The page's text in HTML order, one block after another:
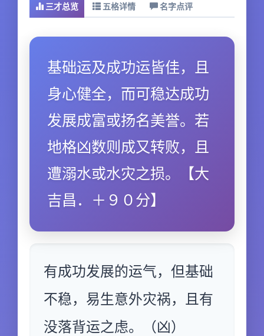
三才总览 五格详情 名字点评
基础运及成功运皆佳，且
身心健全，而可稳达成功
发展成富或扬名美誉。若
地格凶数则成又转败，且
遭溺水或水灾之损。【大
吉昌．＋９０分】
有成功发展的运气，但基础
不稳，易生意外灾祸，且有
没落背运之虑。（凶）